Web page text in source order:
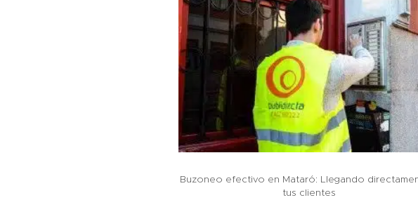
Buzoneo efectivo en Mataró: Llegando
tus clientes